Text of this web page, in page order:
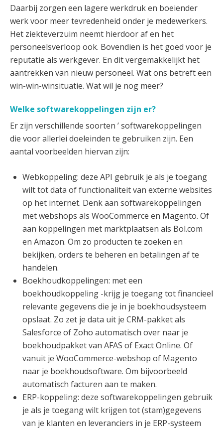
Daarbij zorgen een lagere werkdruk en boeiender
werk voor meer tevredenheid onder je medewerkers.
Het ziekteverzuim neemt hierdoor af en het
personeelsverloop ook. Bovendien is het goed voor je
reputatie als werkgever. En dit vergemakkelijkt het
aantrekken van nieuw personeel. Wat ons betreft een
win-win-winsituatie. Wat wil je nog meer?
Welke softwarekoppelingen zijn er?
Er zijn verschillende soorten ’ softwarekoppelingen
die voor allerlei doeleinden te gebruiken zijn. Een
aantal voorbeelden hiervan zijn:
Webkoppeling: deze API gebruik je als je toegang
wilt tot data of functionaliteit van externe websites
op het internet. Denk aan softwarekoppelingen
met webshops als WooCommerce en Magento. Of
aan koppelingen met marktplaatsen als Bol.com
en Amazon. Om zo producten te zoeken en
bekijken, orders te beheren en betalingen af te
handelen.
Boekhoudkoppelingen: met een
boekhoudkoppeling -krijg je toegang tot financieel
relevante gegevens die je in je boekhoudsysteem
opslaat. Zo zet je data uit je CRM-pakket als
Salesforce of Zoho automatisch over naar je
boekhoudpakket van AFAS of Exact Online. Of
vanuit je WooCommerce-webshop of Magento
naar je boekhoudsoftware. Om bijvoorbeeld
automatisch facturen aan te maken.
ERP-koppeling: deze softwarekoppelingen gebruik
je als je toegang wilt krijgen tot (stam)gegevens
van je klanten en leveranciers in je ERP-systeem